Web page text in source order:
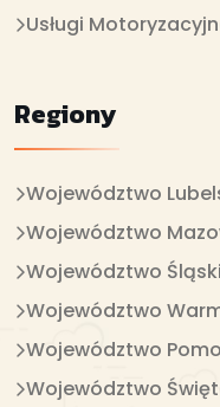
Usługi
Regiony
Województwo
Województwo
Województwo
Województwo
Województwo
Województwo